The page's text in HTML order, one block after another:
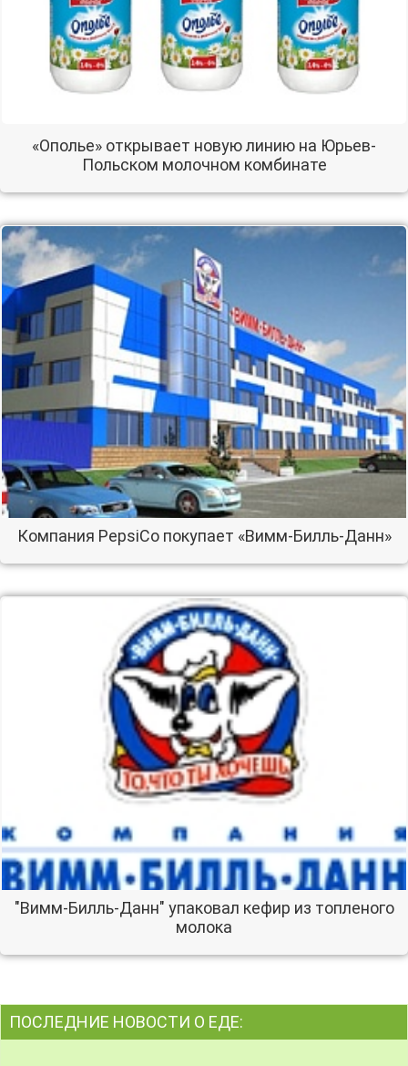
«Ополье» открывает новую линию на Юрьев-
Польском молочном комбинате
Компания PepsiCo покупает «Вимм-Билль-Данн»
"Вимм-Билль-Данн" упаковал кефир из топленого
молока
ПОСЛЕДНИЕ НОВОСТИ О ЕДЕ: